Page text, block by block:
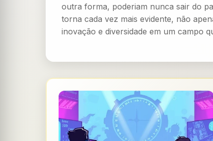
outra forma, poderiam nunca sair do
torna cada vez mais evidente, não
inovação e diversidade em um campo